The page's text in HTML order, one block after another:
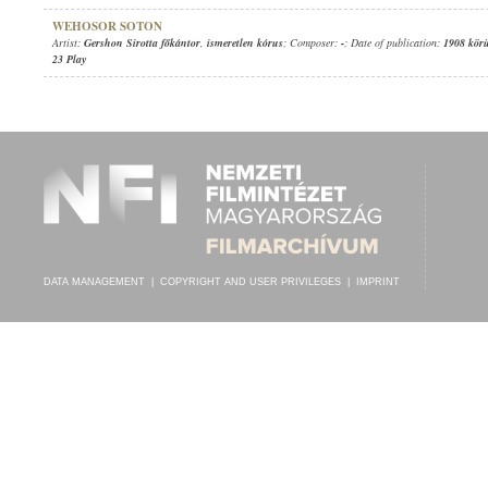
WEHOSOR SOTON
Artist: Gershon Sirotta főkántor, ismeretlen kórus; Composer: -; Date of publication: 1908
23 Play
DATA MANAGEMENT COPYRIGHT AND USER PRIVILEGES IMPRINT